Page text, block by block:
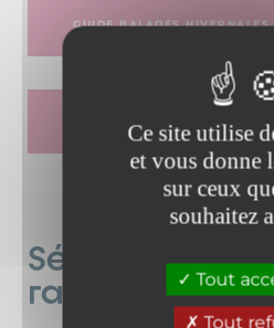
Ce site utilise
et vous donne
sur ceux
souhaitez
Tout
Tout
GUIDE BALADES
Sélection des
raquettes